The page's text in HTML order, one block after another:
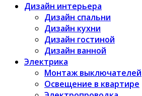
Дизайн интерьера
Дизайн спальни
Дизайн кухни
Дизайн гостиной
Дизайн ванной
Электрика
Монтаж выключателей
Освещение в квартире